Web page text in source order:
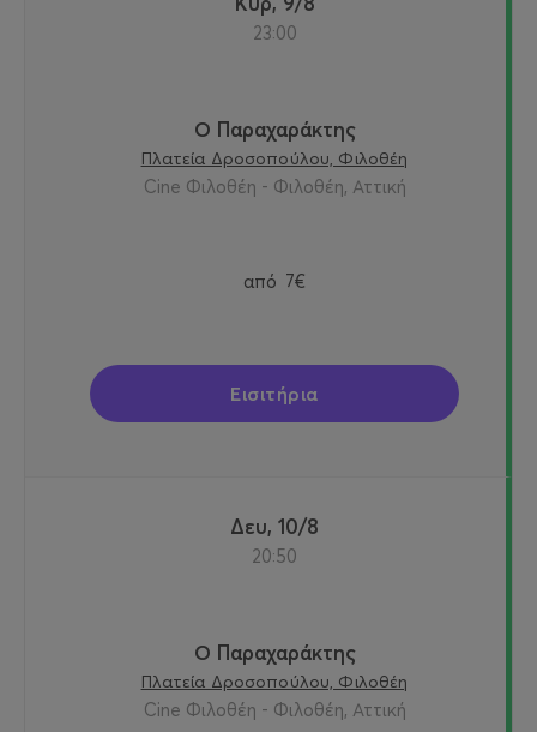
23:00
Ο Παραχαράκτης
Πλατεία Δροσοπούλου, Φιλοθέη
Cine Φιλοθέη - Φιλοθέη, Αττική
από 7€
Εισιτήρια
Δευ, 10/8
20:50
Ο Παραχαράκτης
Πλατεία Δροσοπούλου, Φιλοθέη
Cine Φιλοθέη - Φιλοθέη, Αττική